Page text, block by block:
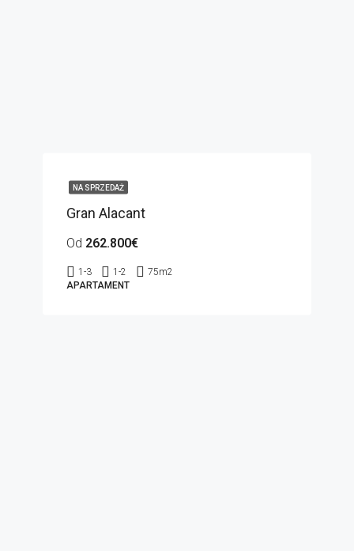
NA SPRZEDAŻ
Gran Alacant
Od 262.800€
1-3 1-2 75m2
APARTAMENT